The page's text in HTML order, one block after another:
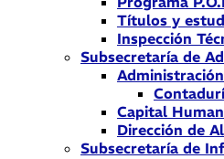
Títulos y
Inspección
Subsecretaría de
Administración
Capital
Dirección de
Subsecretaría de